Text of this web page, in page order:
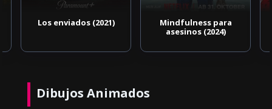
Los enviados (2021)
Mindfulness para
asesinos (2024)
Dibujos Animados